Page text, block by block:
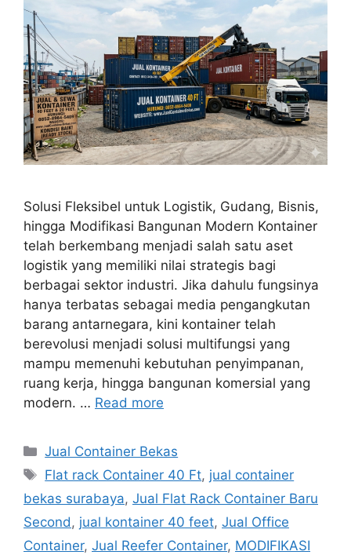
Solusi Fleksibel untuk Logistik, Gudang, Bisnis,
hingga Modifikasi Bangunan Modern Kontainer
telah berkembang menjadi salah satu aset
logistik yang memiliki nilai strategis bagi
berbagai sektor industri. Jika dahulu fungsinya
hanya terbatas sebagai media pengangkutan
barang antarnegara, kini kontainer telah
berevolusi menjadi solusi multifungsi yang
mampu memenuhi kebutuhan penyimpanan,
ruang kerja, hingga bangunan komersial yang
modern. … Read more
Categories
Jual Container Bekas
Tags
Flat rack Container 40 Ft, jual container
bekas surabaya, Jual Flat Rack Container Baru
Second, jual kontainer 40 feet, Jual Office
Container, Jual Reefer Container, MODIFIKASI